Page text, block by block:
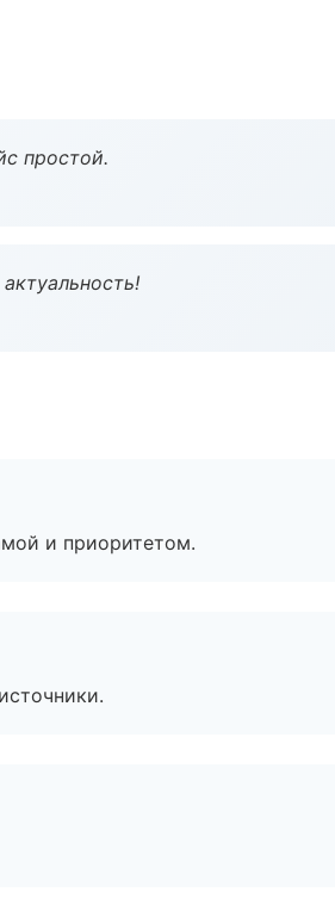
простой.
и приоритетом.